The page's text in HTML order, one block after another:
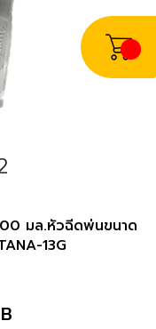
มล.หัวฉีดพ่นขนาด
13G